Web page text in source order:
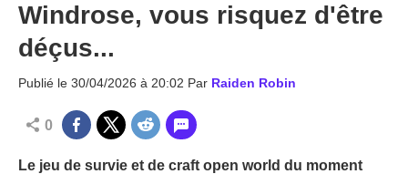
Windrose, vous risquez d'être
déçus...
Publié le 30/04/2026 à 20:02 Par Raiden Robin
0
Le jeu de survie et de craft open world du moment